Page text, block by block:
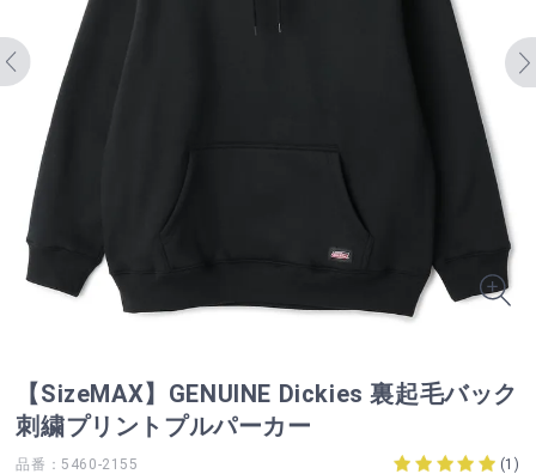
【SizeMAX】GENUINE Dickies 裏起毛バック
刺繍プリントプルパーカー
品番：5460-2155 (1 )